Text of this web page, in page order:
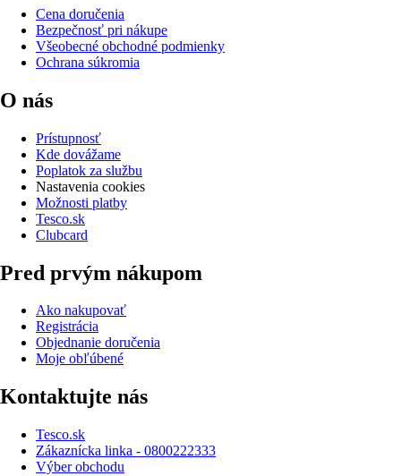
Cena doručenia
Bezpečnosť pri nákupe
Všeobecné obchodné podmienky
Ochrana súkromia
O nás
Prístupnosť
Kde dovážame
Poplatok za službu
Nastavenia cookies
Možnosti platby
Tesco.sk
Clubcard
Pred prvým nákupom
Ako nakupovať
Registrácia
Objednanie doručenia
Moje obľúbené
Kontaktujte nás
Tesco.sk
Zákaznícka linka - 0800222333
Výber obchodu